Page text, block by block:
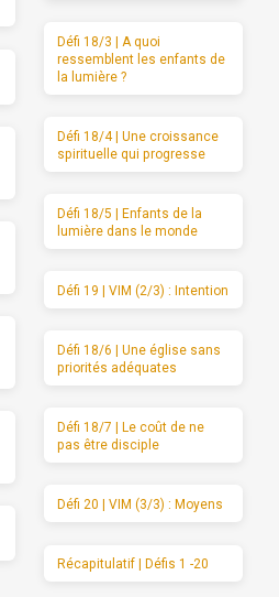
Défi 18/3 | A quoi
ressemblent les enfants de
la lumière ?
Défi 18/4 | Une croissance
spirituelle qui progresse
Défi 18/5 | Enfants de la
lumière dans le monde
Défi 19 | VIM (2/3) : Intention
Défi 18/6 | Une église sans
priorités adéquates
Défi 18/7 | Le coût de ne
pas être disciple
Défi 20 | VIM (3/3) : Moyens
Récapitulatif | Défis 1 -20